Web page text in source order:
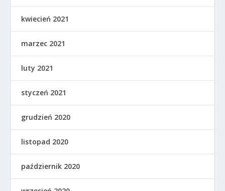
kwiecień 2021
marzec 2021
luty 2021
styczeń 2021
grudzień 2020
listopad 2020
październik 2020